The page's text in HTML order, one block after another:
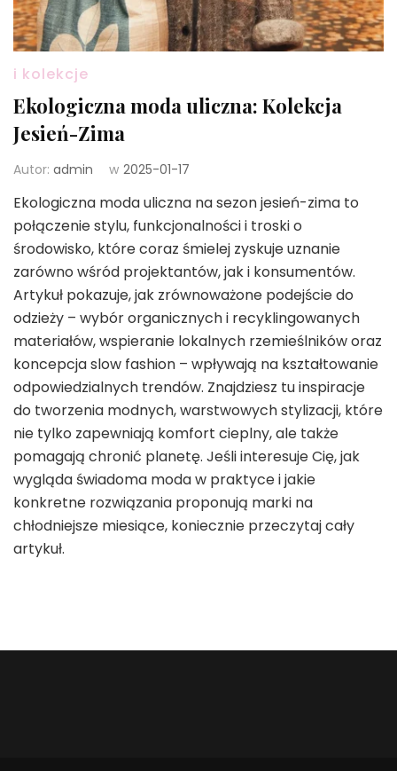
i kolekcje
Ekologiczna moda uliczna: Kolekcja
Jesień-Zima
Autor: admin w 2025-01-17
Ekologiczna moda uliczna na sezon jesień-zima to
połączenie stylu, funkcjonalności i troski o
środowisko, które coraz śmielej zyskuje uznanie
zarówno wśród projektantów, jak i konsumentów.
Artykuł pokazuje, jak zrównoważone podejście do
odzieży – wybór organicznych i recyklingowanych
materiałów, wspieranie lokalnych rzemieślników oraz
koncepcja slow fashion – wpływają na kształtowanie
odpowiedzialnych trendów. Znajdziesz tu inspiracje
do tworzenia modnych, warstwowych stylizacji, które
nie tylko zapewniają komfort cieplny, ale także
pomagają chronić planetę. Jeśli interesuje Cię, jak
wygląda świadoma moda w praktyce i jakie
konkretne rozwiązania proponują marki na
chłodniejsze miesiące, koniecznie przeczytaj cały
artykuł.